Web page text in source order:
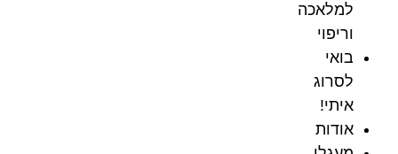
למלאכה
וריפוי
בואי
לסרוג
איתי!
אודות